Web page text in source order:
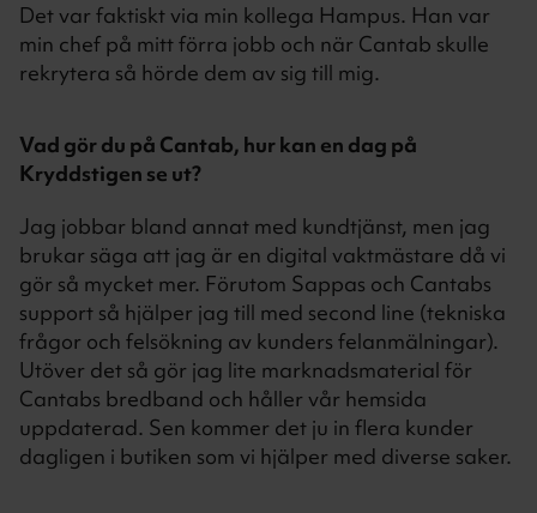
Det var faktiskt via min kollega Hampus. Han var
min chef på mitt förra jobb och när Cantab skulle
rekrytera så hörde dem av sig till mig.
Vad gör du på Cantab, hur kan en dag på
Kryddstigen se ut?
Jag jobbar bland annat med kundtjänst, men jag
brukar säga att jag är en digital vaktmästare då vi
gör så mycket mer. Förutom Sappas och Cantabs
support så hjälper jag till med second line (tekniska
frågor och felsökning av kunders felanmälningar).
Utöver det så gör jag lite marknadsmaterial för
Cantabs bredband och håller vår hemsida
uppdaterad. Sen kommer det ju in flera kunder
dagligen i butiken som vi hjälper med diverse saker.